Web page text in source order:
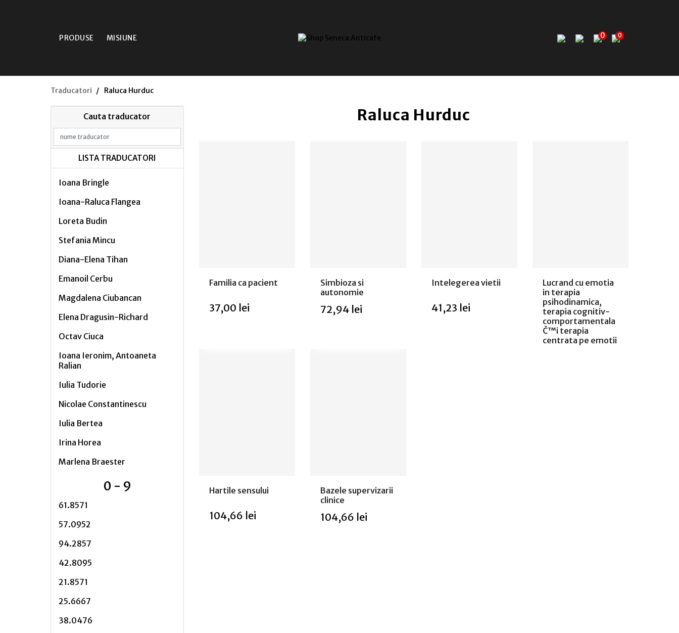
PRODUSE MISIUNE 0 0
Traducatori Raluca Hurduc
Cauta traducator
LISTA TRADUCATORI
Ioana Bringle
Ioana-Raluca Flangea
Loreta Budin
Stefania Mincu
Diana-Elena Tihan
Emanoil Cerbu
Magdalena Ciubancan
Elena Dragusin-Richard
Octav Ciuca
Ioana Ieronim, Antoaneta
Ralian
Iulia Tudorie
Nicolae Constantinescu
Iulia Bertea
Irina Horea
Marlena Braester
0 - 9
61.8571
57.0952
94.2857
42.8095
21.8571
25.6667
38.0476
Raluca Hurduc
Familia ca pacient
37,00 lei
Simbioza si
autonomie
72,94 lei
Intelegerea vietii
41,23 lei
Lucrand cu emotia
in terapia
psihodinamica,
terapia cognitiv-
comportamentala
Č™i terapia
centrata pe emotii
Hartile sensului
104,66 lei
Bazele supervizarii
clinice
104,66 lei